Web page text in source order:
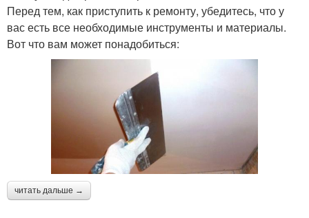
Перед тем, как приступить к ремонту, убедитесь, что у
вас есть все необходимые инструменты и материалы.
Вот что вам может понадобиться:
читать дальше →